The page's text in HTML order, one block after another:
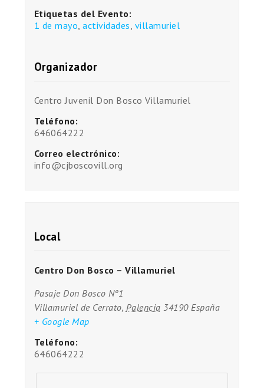
Etiquetas del Evento:
1 de mayo,actividades, villamuriel
Organizador
Centro Juvenil Don Bosco Villamuriel
Teléfono:
646064222
Correo electrónico:
info@cjboscovill.org
Local
Centro Don Bosco – Villamuriel
Pasaje Don Bosco Nº1
Villamuriel de Cerrato, Palencia 34190 España
+ Google Map
Teléfono:
646064222